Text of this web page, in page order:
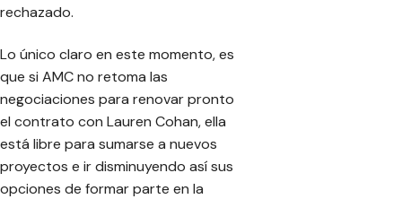
rechazado.
Lo único claro en este momento, es
que si AMC no retoma las
negociaciones para renovar pronto
el contrato con Lauren Cohan, ella
está libre para sumarse a nuevos
proyectos e ir disminuyendo así sus
opciones de formar parte en la